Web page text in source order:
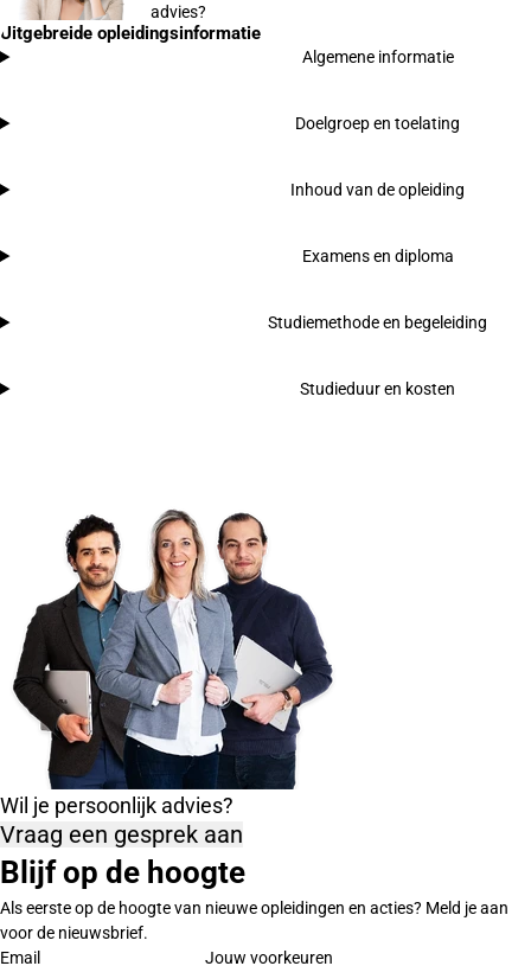
advies?
Uitgebreide opleidingsinformatie
Algemene informatie
Doelgroep en toelating
Inhoud van de opleiding
Examens en diploma
Studiemethode en begeleiding
Studieduur en kosten
Wil je persoonlijk advies?
Vraag een gesprek aan
Blijf op de hoogte
Als eerste op de hoogte van nieuwe opleidingen en acties? Meld je aan
voor de nieuwsbrief.
Email
Jouw voorkeuren